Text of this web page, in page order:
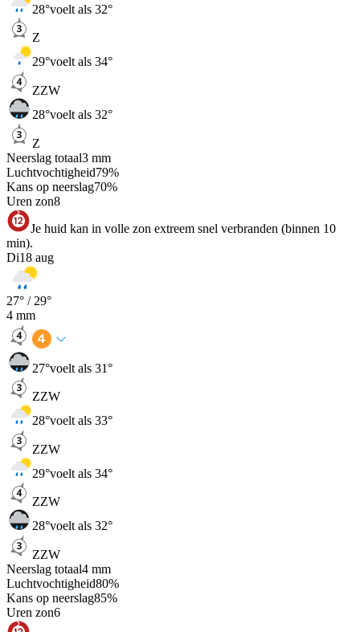
28°voelt als 32°
Z
29°voelt als 34°
ZZW
28°voelt als 32°
Z
Neerslag totaal3 mm
Luchtvochtigheid79%
Kans op neerslag70%
Uren zon8
Je huid kan in volle zon extreem snel verbranden (binnen 10
min).
Di18 aug
27° / 29°
4 mm
27°voelt als 31°
ZZW
28°voelt als 33°
ZZW
29°voelt als 34°
ZZW
28°voelt als 32°
ZZW
Neerslag totaal4 mm
Luchtvochtigheid80%
Kans op neerslag85%
Uren zon6